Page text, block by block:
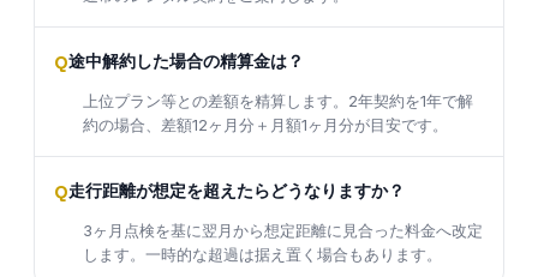
Q途中解約した場合の精算金は？
上位プラン等との差額を精算します。2年契約を1年で解
約の場合、差額12ヶ月分＋月額1ヶ月分が目安です。
Q走行距離が想定を超えたらどうなりますか？
3ヶ月点検を基に翌月から想定距離に見合った料金へ改定
します。一時的な超過は据え置く場合もあります。